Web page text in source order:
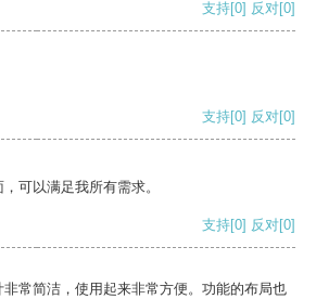
支持[0] 反对[0]
支持[0] 反对[0]
可以满足我所有需求。
支持[0] 反对[0]
常简洁，使用起来非常方便。功能的布局也